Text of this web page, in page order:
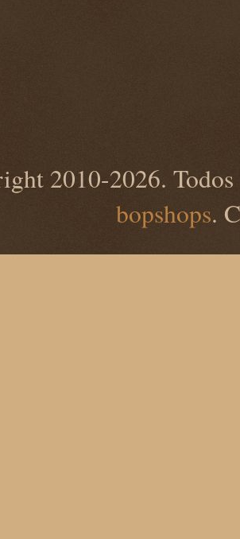
2010-2026. Todos
bopshops.